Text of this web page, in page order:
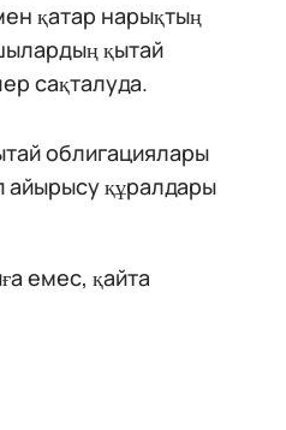
қатар нарықтың
қытай
сақталуда.
облигациялары
айырысу құралдары
емес, қайта